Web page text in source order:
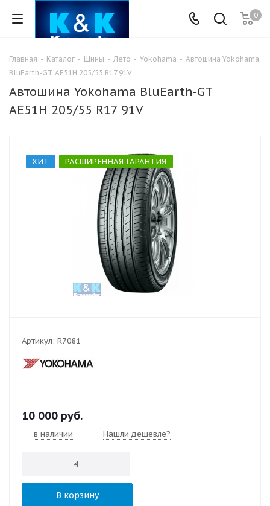
0
Главная - Каталог - Шины - Лето - Yokohama - Автошина Yokohama
BluEarth-GT AE51H 205/55 R17 91V
Автошина Yokohama BluEarth-GT
AE51H 205/55 R17 91V
ХИТ РАСШИРЕННАЯ ГАРАНТИЯ
Артикул: R7081
10 000 руб.
в наличии Нашли дешевле?
В корзину